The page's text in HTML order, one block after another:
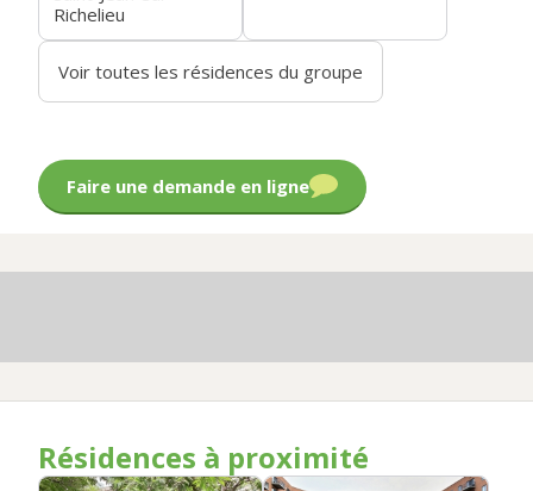
Richelieu
Voir toutes les résidences du groupe
Faire une demande en ligne
Résidences à proximité